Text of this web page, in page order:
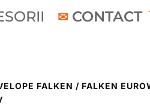
CONTACT
FALKEN / FALKEN